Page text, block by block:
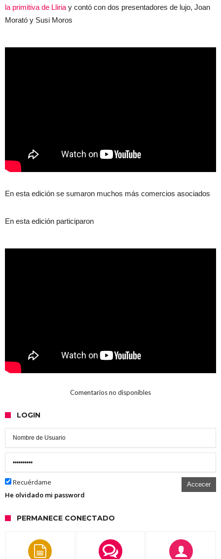
la primitiva de Lliria y contó con dos presentadores de lujo, Joan
Morató y Susi Moros
En esta edición se sumaron muchos más comercios asociados
En esta edición participaron
Comentarios no disponibles
LOGIN
Recuérdame Accecer
He olvidado mi password
PERMANECE CONECTADO